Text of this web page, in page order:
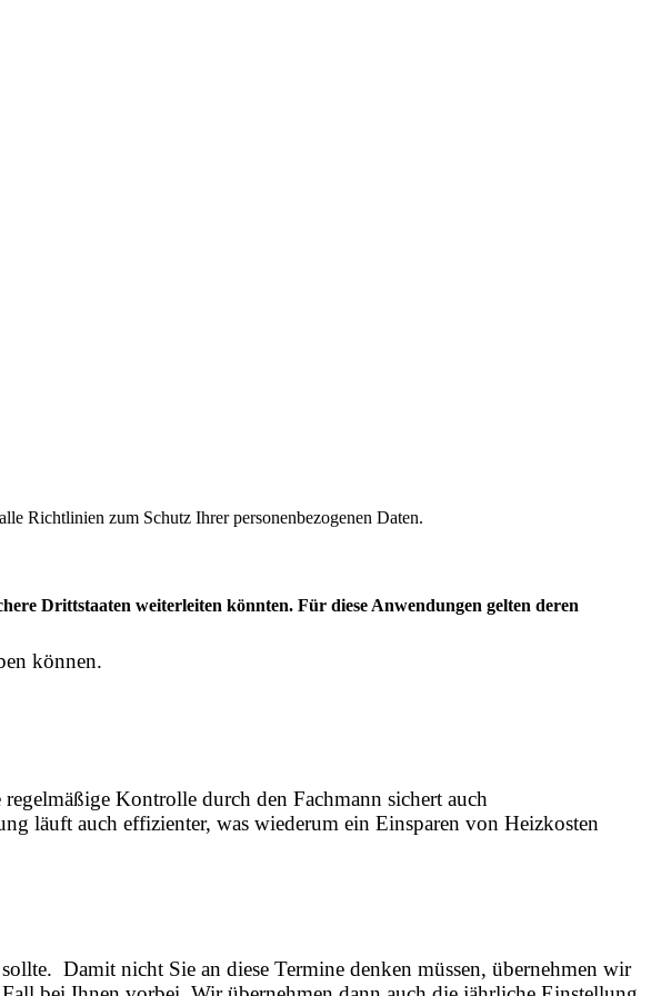
können.
Kontrolle durch den Fachmann sichert auch
läuft auch effizienter, was wiederum ein Einsparen von Heizkosten
Damit nicht Sie an diese Termine denken müssen, übernehmen wir
Richtlinien zum Schutz Ihrer personenbezogenen Daten.
Drittstaaten weiterleiten könnten. Für diese Anwendungen gelten deren